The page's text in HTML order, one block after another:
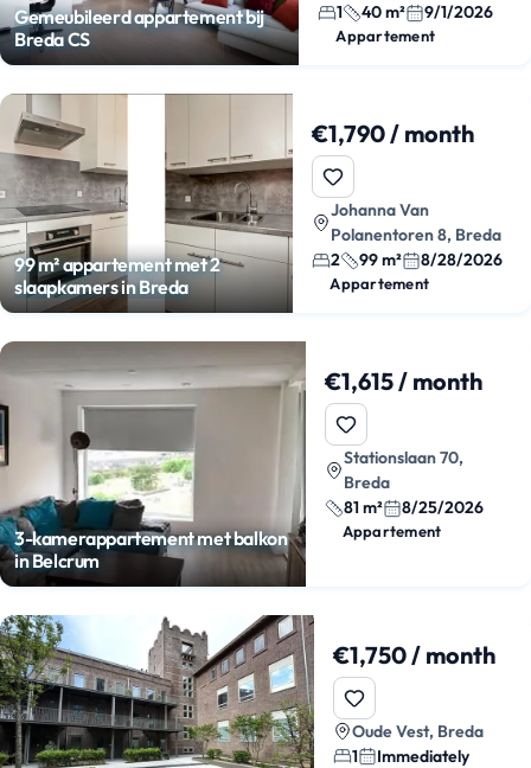
Gemeubileerd appartement bij
Breda CS
1
40 m² 9/1/2026
Appartement
99 m² appartement met 2
slaapkamers in Breda
€1,790 / month
Johanna Van
Polanentoren 8, Breda
2
99 m² 8/28/2026
Appartement
3-kamerappartement met balkon
in Belcrum
€1,615 / month
Stationslaan 70,
Breda
81 m²
8/25/2026
Appartement
€1,750 / month
Oude Vest, Breda
1
Immediately